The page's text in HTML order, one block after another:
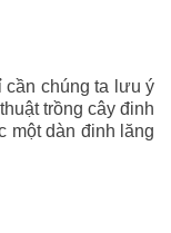
cần chúng ta lưu ý
trồng cây đinh
một dàn đinh lăng